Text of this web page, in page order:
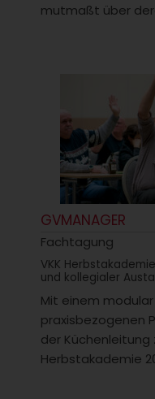
mutmaßt über
GVMANAGER
Fachtagung
VKK
und kollegialer
Mit einem
praxisbezogenen
der Küchenleitung
Herbstakademie